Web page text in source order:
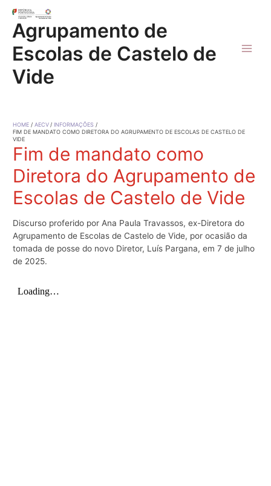
content
Agrupamento de
Escolas de Castelo de
Vide
HOME AECV
INFORMAÇÕES
FIM DE MANDATO COMO DIRETORA DO AGRUPAMENTO DE ESCOLAS DE CASTELO DE
VIDE
Fim de mandato como
Diretora do Agrupamento de
Escolas de Castelo de Vide
Discurso proferido por Ana Paula Travassos, ex-Diretora do
Agrupamento de Escolas de Castelo de Vide, por ocasião da
tomada de posse do novo Diretor, Luís Pargana, em 7 de julho
de 2025.